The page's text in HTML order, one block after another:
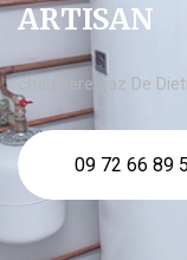
ARTISAN
chaudière gaz De
09 72 66 89